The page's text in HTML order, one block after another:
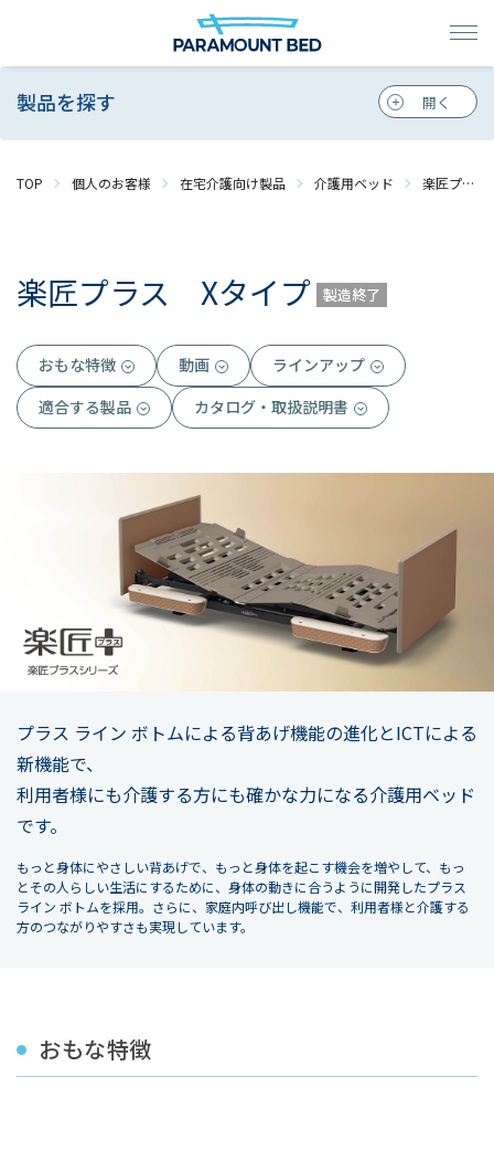
製品を探す
TOP 個人のお客様 在宅介護向け製品 介護用ベッド 楽匠プラスシリーズ
楽匠プラス Xタイプ 製造終了
おもな特徴 動画
ラインアップ
適合する製品
カタログ・取扱説明書
プラス ライン ボトムによる背あげ機能の進化とICTによる
新機能で、
利用者様にも介護する方にも確かな力になる介護用ベッド
です。
もっと身体にやさしい背あげで、もっと身体を起こす機会を増やして、もっ
とその人らしい生活にするために、身体の動きに合うように開発したプラス
ライン ボトムを採用。さらに、家庭内呼び出し機能で、利用者様と介護する
方のつながりやすさも実現しています。
おもな特徴